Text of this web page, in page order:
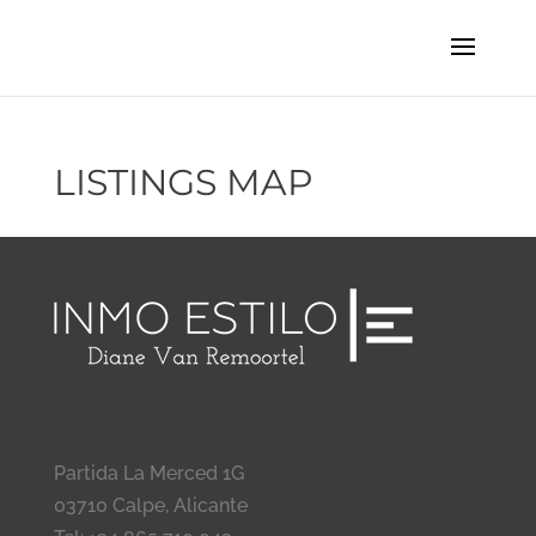
LISTINGS MAP
Partida La Merced 1G
03710 Calpe, Alicante